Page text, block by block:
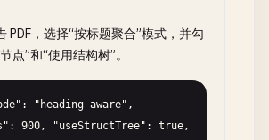
PDF，选择“按标题聚合”模式，并勾
点”和“使用结构树”。
"heading-aware",
900, "useStructTree": true,